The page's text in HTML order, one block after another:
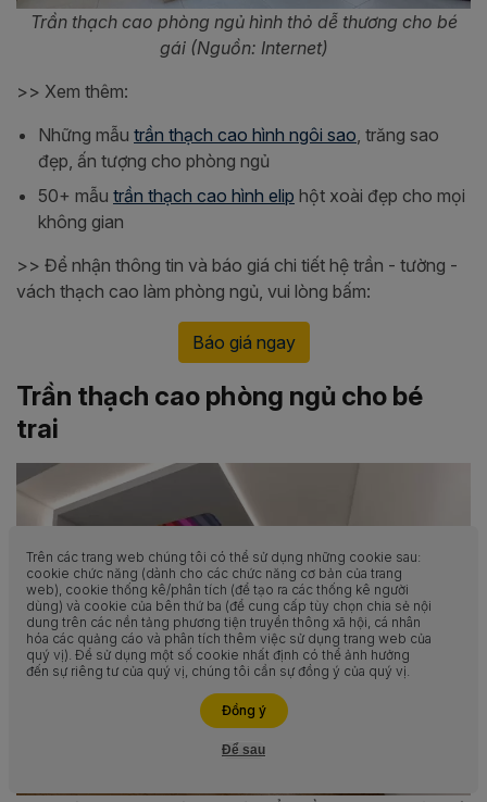
Trần thạch cao phòng ngủ hình thỏ dễ thương cho bé
gái (Nguồn: Internet)
>> Xem thêm:
Những mẫu trần thạch cao hình ngôi sao , trăng sao
đẹp, ấn tượng cho phòng ngủ
50+ mẫu trần thạch cao hình elip hột xoài đẹp cho mọi
không gian
>> Để nhận thông tin và báo giá chi tiết hệ trần - tường -
vách thạch cao làm phòng ngủ, vui lòng bấm:
Báo giá ngay
Trần thạch cao phòng ngủ cho bé
trai
Trên các trang web chúng tôi có thể sử dụng những cookie sau:
cookie chức năng (dành cho các chức năng cơ bản của trang
web), cookie thống kê/phân tích (để tạo ra các thống kê người
dùng) và cookie của bên thứ ba (để cung cấp tùy chọn chia sẻ nội
dung trên các nền tảng phương tiện truyền thông xã hội, cá nhân
hóa các quảng cáo và phân tích thêm việc sử dụng trang web của
quý vị). Để sử dụng một số cookie nhất định có thể ảnh hưởng
đến sự riêng tư của quý vị, chúng tôi cần sự đồng ý của quý vị.
Đồng ý
Để sau